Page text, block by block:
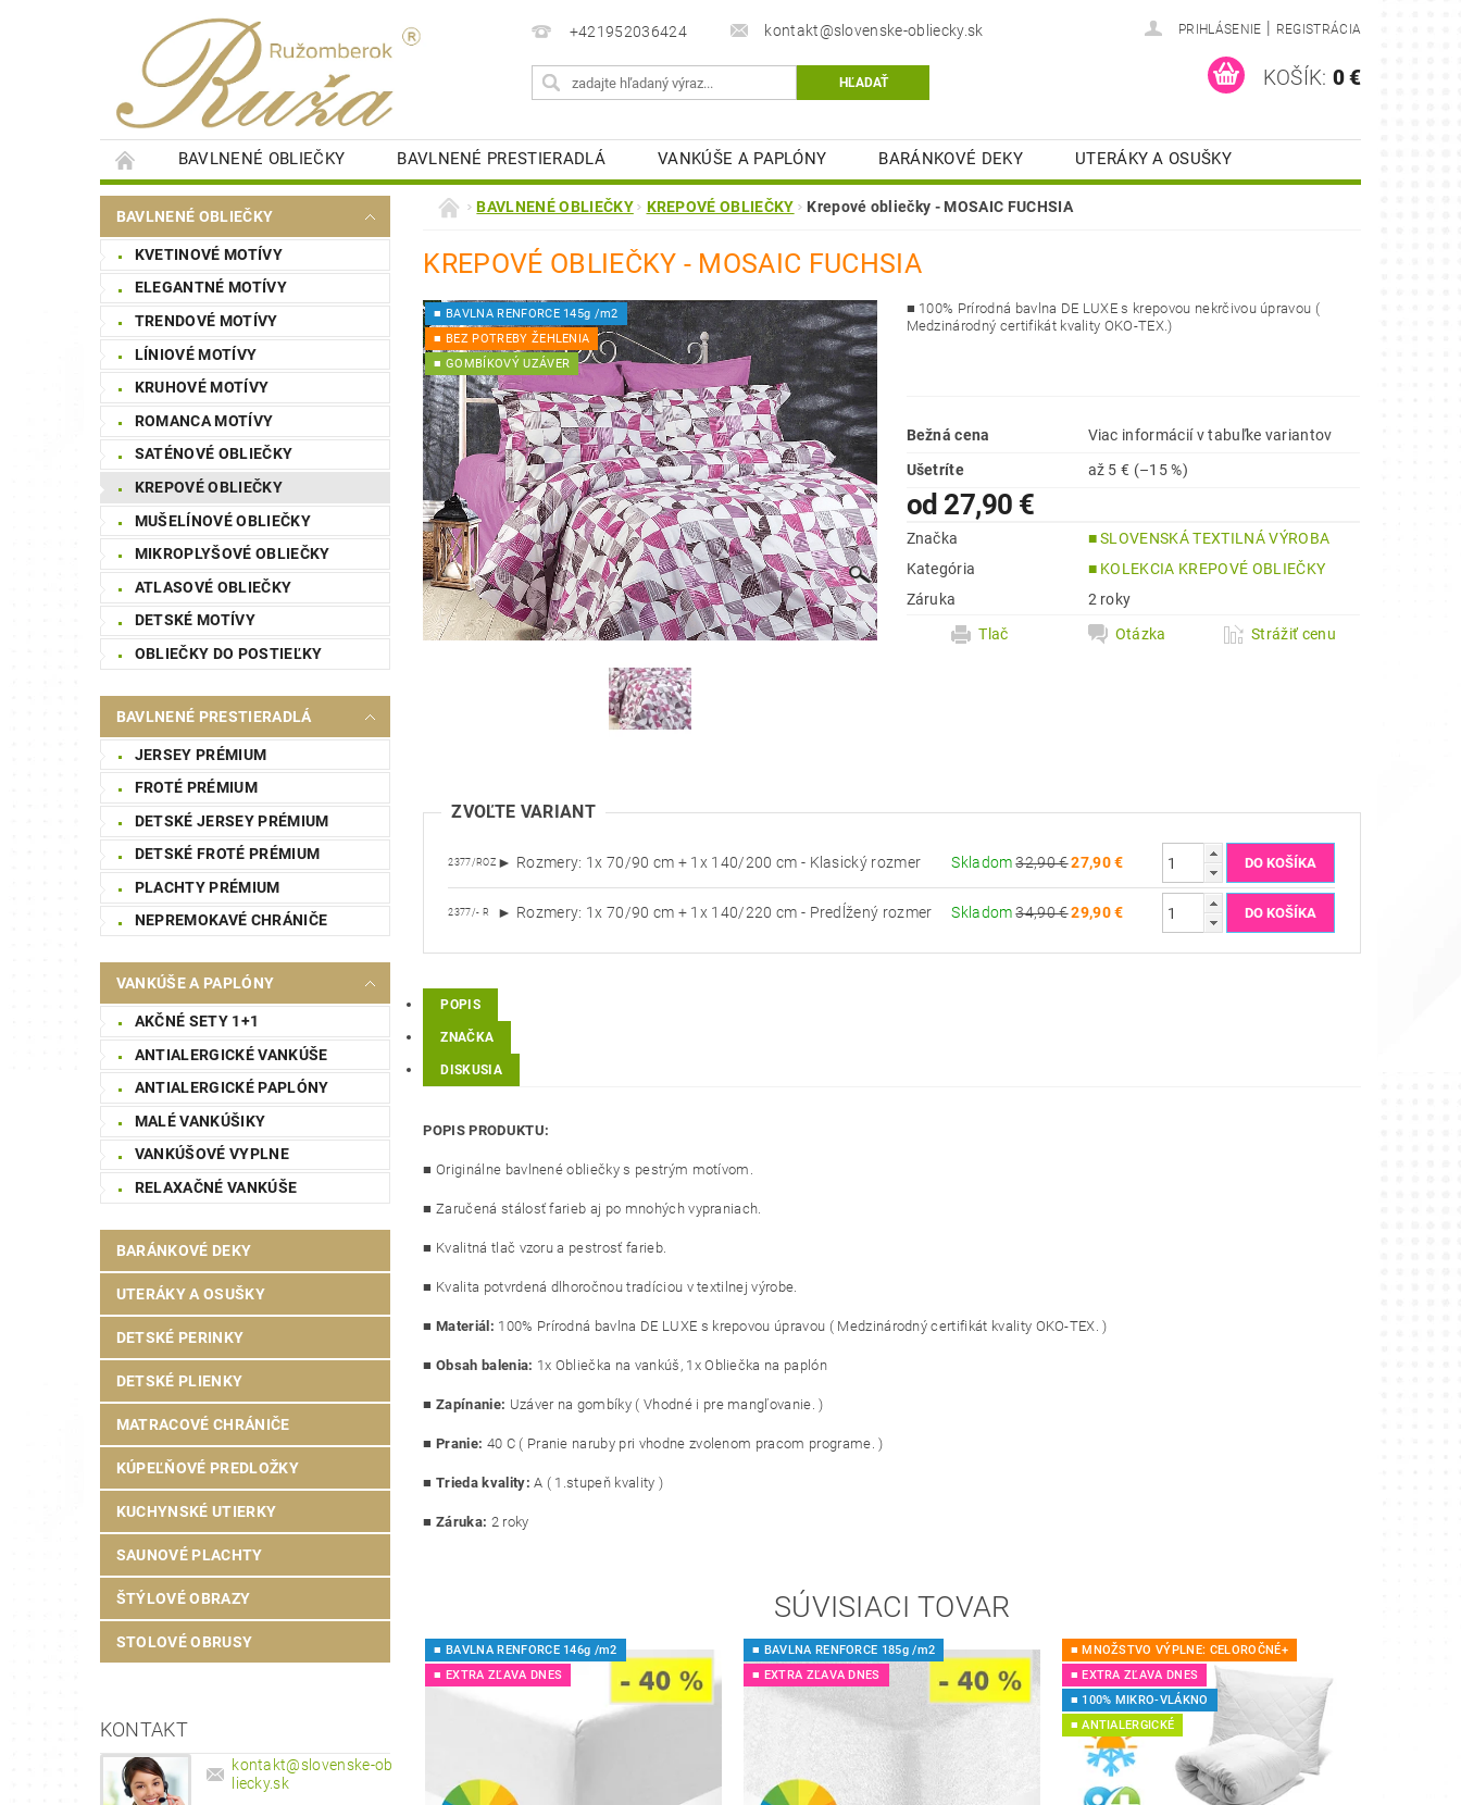
+421952036424 kontakt@slovenske-obliecky.sk PRIHLÁSENIE | REGISTRÁCIA
KOŠÍK: 0 €
BAVLNENÉ OBLIEČKY BAVLNENÉ PRESTIERADLÁ VANKÚŠE A PAPLÓNY BARÁNKOVÉ DEKY
UTERÁKY A OSUŠKY
DETSKÉ PERINKY
DETSKÉ PLIENKY MATRACOVÉ CHRÁNIČE KÚPEĽŇOVÉ PREDLOŽKY
KUCHYNSKÉ UTIERKY
SAUNOVÉ PLACHTY
ŠTÝLOVÉ OBRAZY
NÁKUPNÁ SÚŤAŽ
STAROSTLIVOSŤ O BIELIZEŇ
BAVLNENÉ OBLIEČKY
KVETINOVÉ MOTÍVY
ELEGANTNÉ MOTÍVY
TRENDOVÉ MOTÍVY
LÍNIOVÉ MOTÍVY
KRUHOVÉ MOTÍVY
ROMANCA MOTÍVY
SATÉNOVÉ OBLIEČKY
KREPOVÉ OBLIEČKY
MUŠELÍNOVÉ OBLIEČKY
MIKROPLYŠOVÉ OBLIEČKY
ATLASOVÉ OBLIEČKY
DETSKÉ MOTÍVY
OBLIEČKY DO POSTIEĽKY
BAVLNENÉ PRESTIERADLÁ
JERSEY PRÉMIUM
FROTÉ PRÉMIUM
DETSKÉ JERSEY PRÉMIUM
DETSKÉ FROTÉ PRÉMIUM
PLACHTY PRÉMIUM
NEPREMOKAVÉ CHRÁNIČE
VANKÚŠE A PAPLÓNY
AKČNÉ SETY 1+1
ANTIALERGICKÉ VANKÚŠE
ANTIALERGICKÉ PAPLÓNY
MALÉ VANKÚŠIKY
VANKÚŠOVÉ VYPLNE
RELAXAČNÉ VANKÚŠE
BARÁNKOVÉ DEKY
UTERÁKY A OSUŠKY
DETSKÉ PERINKY
DETSKÉ PLIENKY
MATRACOVÉ CHRÁNIČE
KÚPEĽŇOVÉ PREDLOŽKY
KUCHYNSKÉ UTIERKY
SAUNOVÉ PLACHTY
ŠTÝLOVÉ OBRAZY
STOLOVÉ OBRUSY
KONTAKT
kontakt@slovenske-ob
liecky.sk
BAVLNENÉ OBLIEČKY KREPOVÉ OBLIEČKY Krepové obliečky - MOSAIC FUCHSIA
KREPOVÉ OBLIEČKY - MOSAIC FUCHSIA
■ BAVLNA RENFORCE 145g /m2
■ BEZ POTREBY ŽEHLENIA
■ GOMBÍKOVÝ UZÁVER
■ 100% Prírodná bavlna DE LUXE s krepovou nekrčivou úpravou (
Medzinárodný certifikát kvality OKO-TEX.)
Bežná cena
Viac informácií v tabuľke variantov
Ušetríte
až 5 € (–15 %)
od 27,90 €
Značka
■ SLOVENSKÁ TEXTILNÁ VÝROBA
Kategória
■ KOLEKCIA KREPOVÉ OBLIEČKY
Záruka
2 roky
Tlač
Otázka Strážiť cenu
ZVOĽTE VARIANT
2377/ROZ ► Rozmery: 1x 70/90 cm + 1x 140/200 cm - Klasický rozmer Skladom 32,90 €27,90 €
2377/- R ► Rozmery: 1x 70/90 cm + 1x 140/220 cm - Predĺžený rozmer Skladom 34,90 €29,90 €
POPIS
ZNAČKA
DISKUSIA
POPIS PRODUKTU:
■ Originálne bavlnené obliečky s pestrým motívom.
■ Zaručená stálosť farieb aj po mnohých vypraniach.
■ Kvalitná tlač vzoru a pestrosť farieb.
■ Kvalita potvrdená dlhoročnou tradíciou v textilnej výrobe.
■ Materiál: 100% Prírodná bavlna DE LUXE s krepovou úpravou ( Medzinárodný certifikát kvality OKO-TEX. )
■ Obsah balenia: 1x Obliečka na vankúš, 1x Obliečka na paplón
■ Zapínanie: Uzáver na gombíky ( Vhodné i pre mangľovanie. )
■ Pranie: 40 C ( Pranie naruby pri vhodne zvolenom pracom programe. )
■ Trieda kvality: A ( 1.stupeň kvality )
■ Záruka: 2 roky
SÚVISIACI TOVAR
■ BAVLNA RENFORCE 146g /m2
■ EXTRA ZĽAVA DNES
■ BAVLNA RENFORCE 185g /m2
■ EXTRA ZĽAVA DNES
■ MNOŽSTVO VÝPLNE: CELOROČNÉ+
■ EXTRA ZĽAVA DNES
■ 100% MIKRO-VLÁKNO
■ ANTIALERGICKÉ